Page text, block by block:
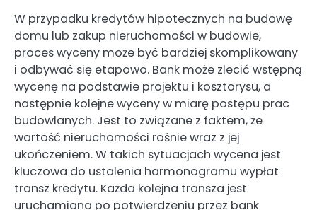
W przypadku kredytów hipotecznych na budowę
domu lub zakup nieruchomości w budowie,
proces wyceny może być bardziej skomplikowany
i odbywać się etapowo. Bank może zlecić wstępną
wycenę na podstawie projektu i kosztorysu, a
następnie kolejne wyceny w miarę postępu prac
budowlanych. Jest to związane z faktem, że
wartość nieruchomości rośnie wraz z jej
ukończeniem. W takich sytuacjach wycena jest
kluczowa do ustalenia harmonogramu wypłat
transz kredytu. Każda kolejna transza jest
uruchamiana po potwierdzeniu przez bank